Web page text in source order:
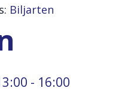
Biljarten
- 16:00